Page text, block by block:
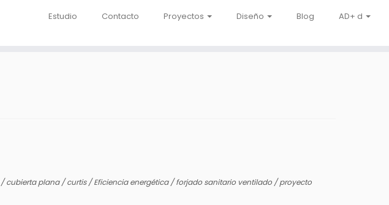
Estudio Contacto Proyectos Diseño Blog AD+ d
/cubierta plana/curtis/Eficiencia energética/forjado sanitario ventilado /proyecto